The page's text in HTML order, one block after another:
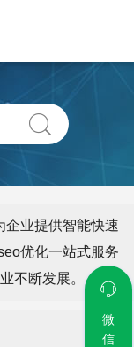
企业提供智能快速
优化一站式服务
不断发展。
微
信